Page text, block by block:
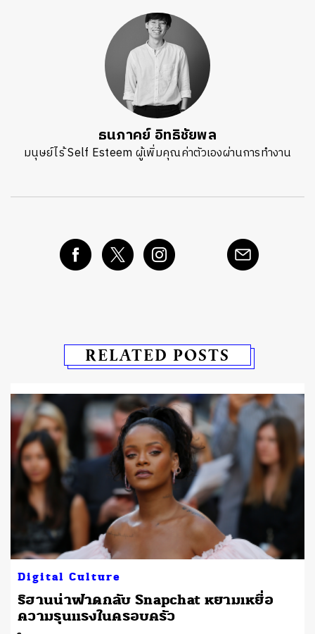
ธนภาคย์ อิทธิชัยพล
มนุษย์ไร้ Self Esteem ผู้เพิ่มคุณค่าตัวเองผ่านการทำงาน
RELATED POSTS
Digital Culture
ริฮานน่าฟาดกลับ Snapchat หยามเหยื่อ
ความรุนแรงในครอบครัว